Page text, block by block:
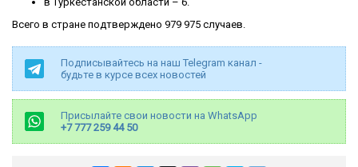
Всего в стране подтверждено 979 975 случаев.
Подписывайтесь на наш Telegram канал -
будьте в курсе всех новостей
Присылайте свои новости на WhatsApp
+7 777 259 44 50